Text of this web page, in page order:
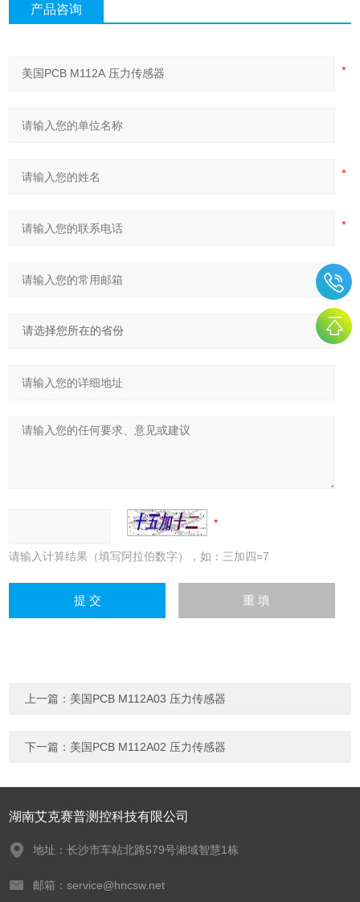
产品咨询
请输入计算结果（填写阿拉伯数字），如：三加四=7
上一篇： 美国PCB M112A03 压力传感器
下一篇： 美国PCB M112A02 压力传感器
湖南艾克赛普测控科技有限公司
地址：长沙市车站北路579号湘域智慧1栋
邮箱：service@hncsw.net